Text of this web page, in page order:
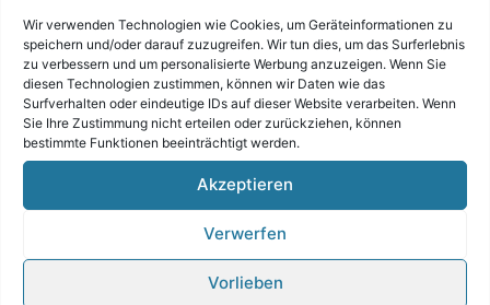
Wir verwenden Technologien wie Cookies, um Geräteinformationen zu
speichern und/oder darauf zuzugreifen. Wir tun dies, um das Surferlebnis
zu verbessern und um personalisierte Werbung anzuzeigen. Wenn Sie
diesen Technologien zustimmen, können wir Daten wie das
Surfverhalten oder eindeutige IDs auf dieser Website verarbeiten. Wenn
Sie Ihre Zustimmung nicht erteilen oder zurückziehen, können
bestimmte Funktionen beeinträchtigt werden.
Akzeptieren
Verwerfen
Vorlieben